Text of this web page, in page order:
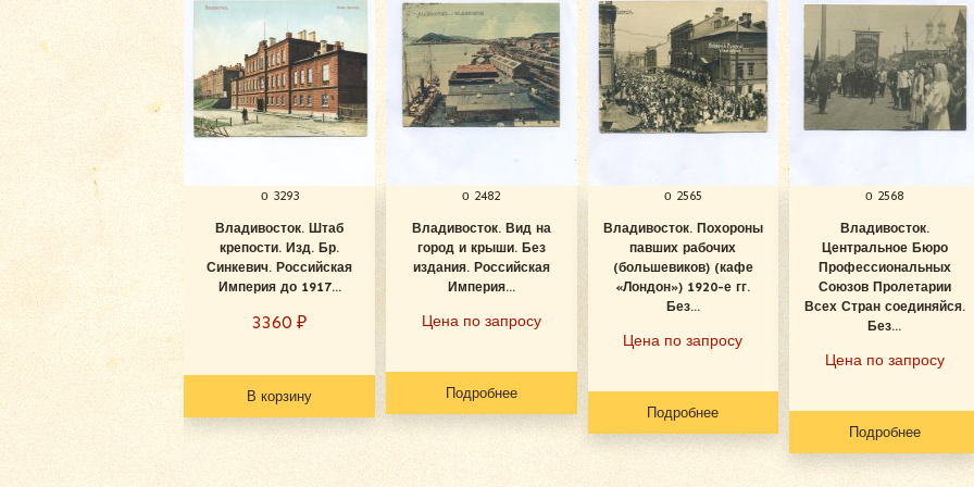
о 3293
Владивосток. Штаб
крепости. Изд. Бр.
Синкевич. Российская
Империя до 1917...
3360₽
В корзину
о 2482
Владивосток. Вид на
город и крыши. Без
издания. Российская
Империя...
Цена по запросу
Подробнее
о 2565
Владивосток. Похороны
павших рабочих
(большевиков) (кафе
«Лондон») 1920-е гг.
Без...
Цена по запросу
Подробнее
о 2568
Владивосток.
Центральное Бюро
Профессиональных
Союзов Пролетарии
Всех Стран соединяйся.
Без...
Цена по запросу
Подробнее